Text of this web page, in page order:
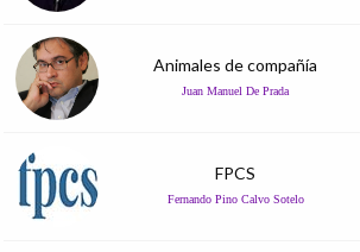
Animales de compañía
Juan Manuel De Prada
FPCS
Fernando Pino Calvo Sotelo